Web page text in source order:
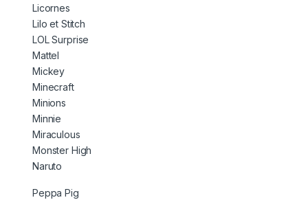
Licornes
Lilo et Stitch
LOL Surprise
Mattel
Mickey
Minecraft
Minions
Minnie
Miraculous
Monster High
Naruto
Peppa Pig